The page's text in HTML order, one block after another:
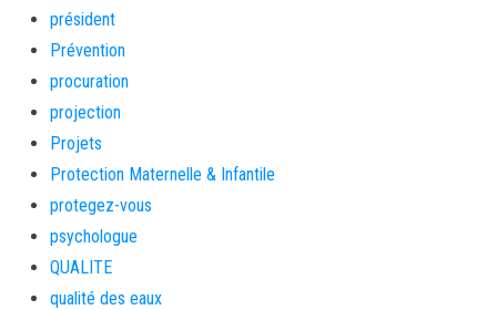
président
Prévention
procuration
projection
Projets
Protection Maternelle & Infantile
protegez-vous
psychologue
QUALITE
qualité des eaux